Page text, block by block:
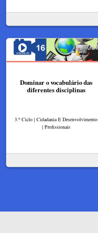
Dominar o vocabulário das
diferentes disciplinas
3.º Ciclo | Cidadania E Desenvolvimento
| Profissionais